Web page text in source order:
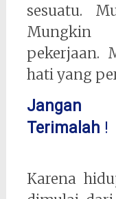
sesuatu.
Mungkin
pekerjaan.
hati yang
Jangan
Terimalah !
Karena